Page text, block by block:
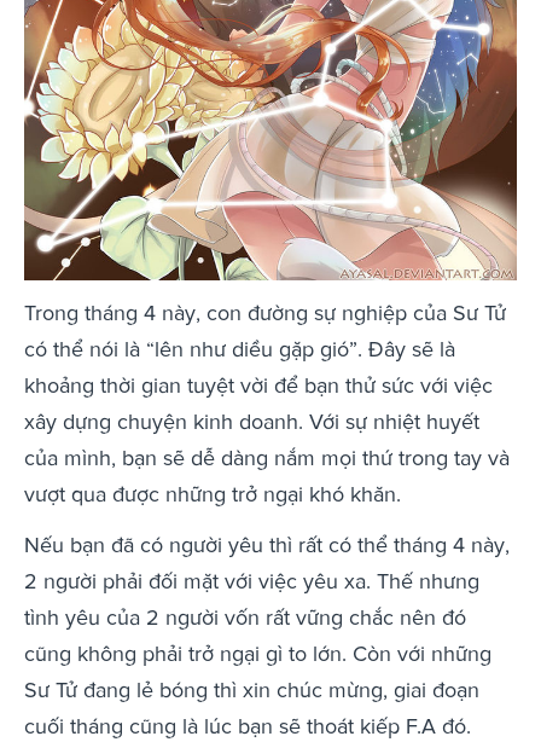
Trong tháng 4 này, con đường sự nghiệp của Sư Tử
có thể nói là “lên như diều gặp gió”. Đây sẽ là
khoảng thời gian tuyệt vời để bạn thử sức với việc
xây dựng chuyện kinh doanh. Với sự nhiệt huyết
của mình, bạn sẽ dễ dàng nắm mọi thứ trong tay và
vượt qua được những trở ngại khó khăn.
Nếu bạn đã có người yêu thì rất có thể tháng 4 này,
2 người phải đối mặt với việc yêu xa. Thế nhưng
tình yêu của 2 người vốn rất vững chắc nên đó
cũng không phải trở ngại gì to lớn. Còn với những
Sư Tử đang lẻ bóng thì xin chúc mừng, giai đoạn
cuối tháng cũng là lúc bạn sẽ thoát kiếp F.A đó.